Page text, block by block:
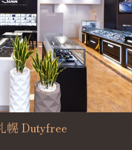
幌 Dutyfree